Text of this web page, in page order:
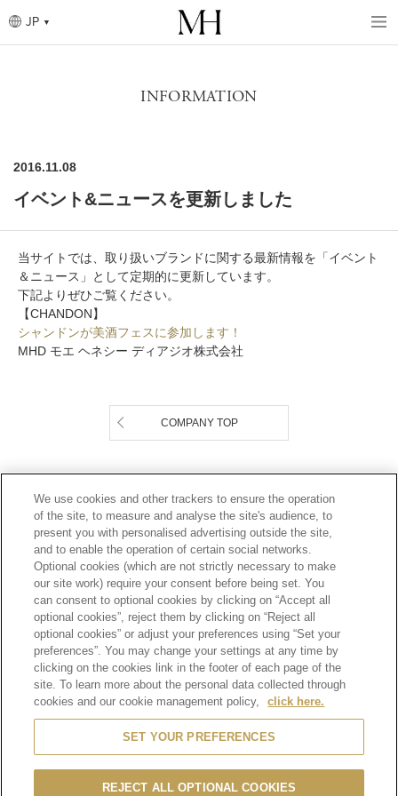
イ
ン
コ
JP
パ
INFORMATION
2016.11.08
イベント&ニュースを更新しました
当サイトでは、取り扱いブランドに関する最新情報を「イベント
＆ニュース」として定期的に更新しています。
下記よりぜひご覧ください。
【CHANDON】
シャンドンが美酒フェスに参加します！
MHD モエ ヘネシー ディアジオ株式会社
COMPANY TOP
Footer
プライバシーポリシー
利用規約
倫理とコンプライアンス
サイトマップ
お問い合わせ
SCROLL TOP
飲酒は20歳になってから。
製造ロット番号が削除された商品にご注意ください。
We use cookies and other trackers to ensure the operation
of the site, to measure and analyse the site's audience, to
present you with personalised advertising outside the site,
and to enable the operation of certain social networks.
Optional cookies (which are not strictly necessary to make
our site work) require your consent before being set. You
can consent to optional cookies by clicking on “Accept all
optional cookies”, reject them by clicking on “Reject all
optional cookies” or adjust your preferences using “Set your
preferences”. You may change your settings at any time by
clicking on the cookies link in the footer of each page of the
site. To learn more about the personal data collected through
cookies and our cookie management policy,
click here.
SET YOUR PREFERENCES
REJECT ALL OPTIONAL COOKIES